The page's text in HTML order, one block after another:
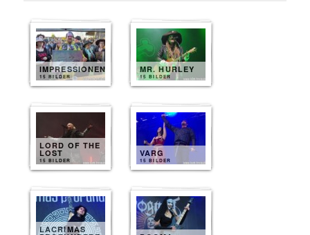
IMPRESSIONEN
15 BILDER
MR. HURLEY
15 BILDER
LORD OF THE
LOST
15 BILDER
VARG
15 BILDER
LACRIMAS